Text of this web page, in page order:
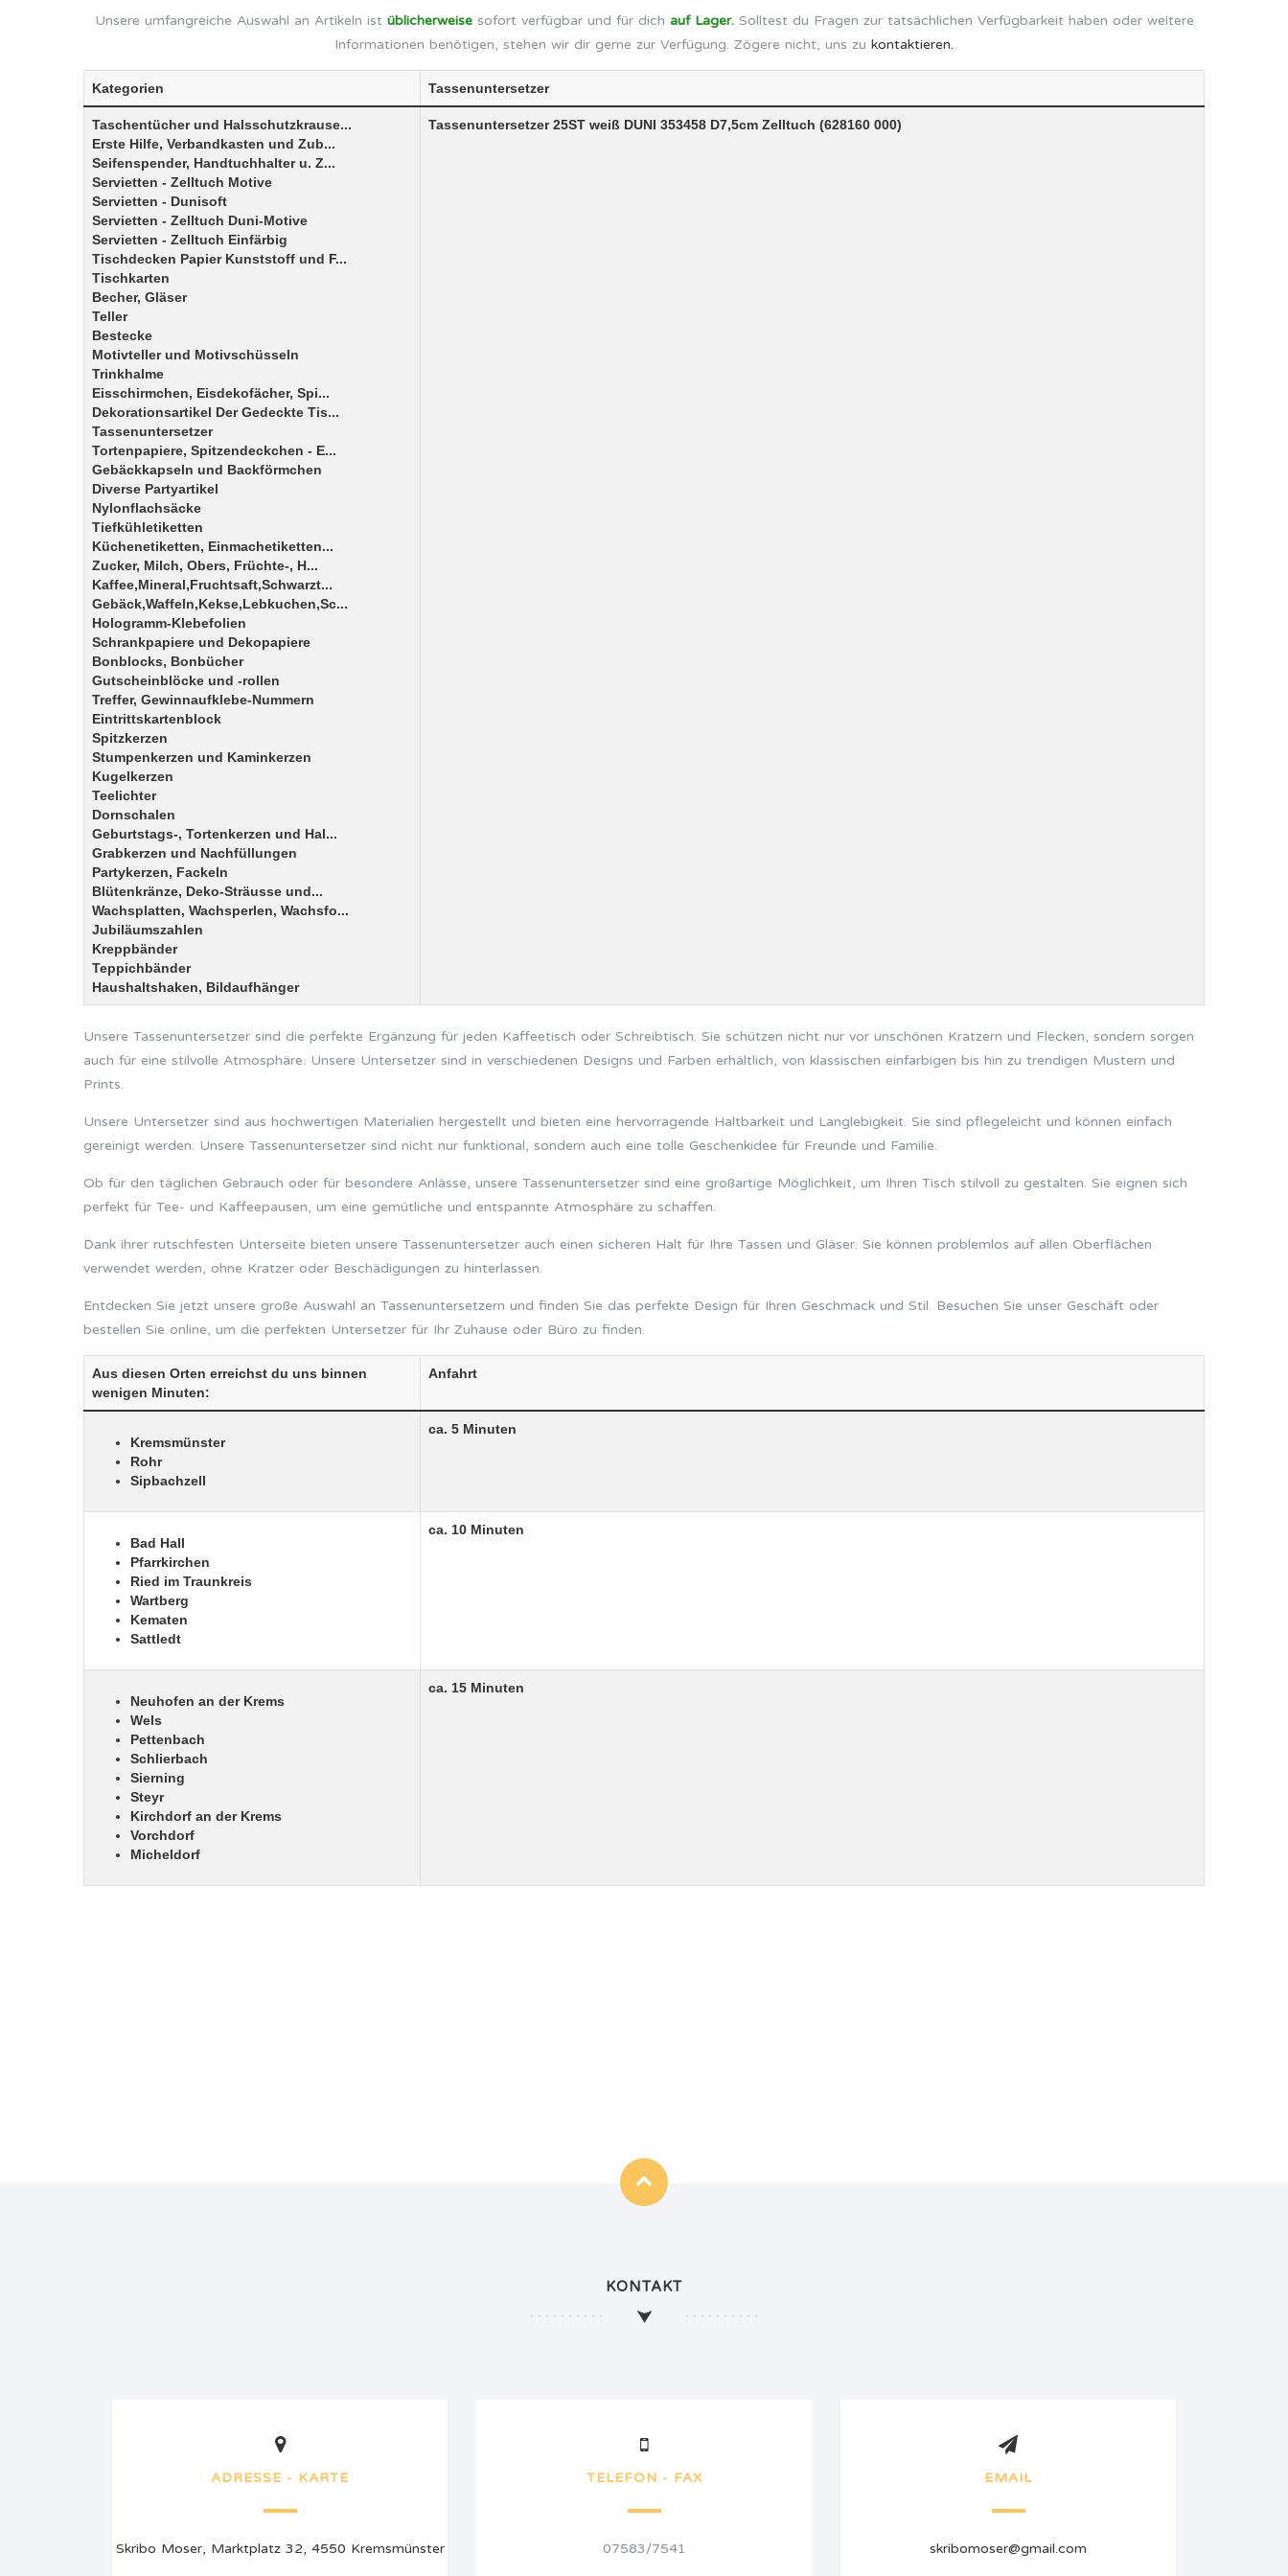
Unsere umfangreiche Auswahl an Artikeln ist üblicherweisesofort verfügbar und für dich auf Lager.Solltest du Fragen zur tatsächlichen Verfügbarkeit haben oder weitere
Informationen benötigen, stehen wir dir gerne zur Verfügung. Zögere nicht, uns zu kontaktieren.
Kategorien Tassenuntersetzer
Taschentücher und Halsschutzkrause...
Erste Hilfe, Verbandkasten und Zub...
Seifenspender, Handtuchhalter u. Z...
Servietten - Zelltuch Motive
Servietten - Dunisoft
Servietten - Zelltuch Duni-Motive
Servietten - Zelltuch Einfärbig
Tischdecken Papier Kunststoff und F...
Tischkarten
Becher, Gläser
Teller
Bestecke
Motivteller und Motivschüsseln
Trinkhalme
Eisschirmchen, Eisdekofächer, Spi...
Dekorationsartikel Der Gedeckte Tis...
Tassenuntersetzer
Tortenpapiere, Spitzendeckchen - E...
Gebäckkapseln und Backförmchen
Diverse Partyartikel
Nylonflachsäcke
Tiefkühletiketten
Küchenetiketten, Einmachetiketten...
Zucker, Milch, Obers, Früchte-, H...
Kaffee,Mineral,Fruchtsaft,Schwarzt...
Gebäck,Waffeln,Kekse,Lebkuchen,Sc...
Hologramm-Klebefolien
Schrankpapiere und Dekopapiere
Bonblocks, Bonbücher
Gutscheinblöcke und -rollen
Treffer, Gewinnaufklebe-Nummern
Eintrittskartenblock
Spitzkerzen
Stumpenkerzen und Kaminkerzen
Kugelkerzen
Teelichter
Dornschalen
Geburtstags-, Tortenkerzen und Hal...
Grabkerzen und Nachfüllungen
Partykerzen, Fackeln
Blütenkränze, Deko-Sträusse und...
Wachsplatten, Wachsperlen, Wachsfo...
Jubiläumszahlen
Kreppbänder
Teppichbänder
Haushaltshaken, Bildaufhänger
Tassenuntersetzer 25ST weiß DUNI 353458 D7,5cm Zelltuch (628160 000)
Unsere Tassenuntersetzer sind die perfekte Ergänzung für jeden Kaffeetisch oder Schreibtisch. Sie schützen nicht nur vor unschönen Kratzern und Flecken, sondern sorgen
auch für eine stilvolle Atmosphäre. Unsere Untersetzer sind in verschiedenen Designs und Farben erhältlich, von klassischen einfarbigen bis hin zu trendigen Mustern und
Prints.
Unsere Untersetzer sind aus hochwertigen Materialien hergestellt und bieten eine hervorragende Haltbarkeit und Langlebigkeit. Sie sind pflegeleicht und können einfach
gereinigt werden. Unsere Tassenuntersetzer sind nicht nur funktional, sondern auch eine tolle Geschenkidee für Freunde und Familie.
Ob für den täglichen Gebrauch oder für besondere Anlässe, unsere Tassenuntersetzer sind eine großartige Möglichkeit, um Ihren Tisch stilvoll zu gestalten. Sie eignen sich
perfekt für Tee- und Kaffeepausen, um eine gemütliche und entspannte Atmosphäre zu schaffen.
Dank ihrer rutschfesten Unterseite bieten unsere Tassenuntersetzer auch einen sicheren Halt für Ihre Tassen und Gläser. Sie können problemlos auf allen Oberflächen
verwendet werden, ohne Kratzer oder Beschädigungen zu hinterlassen.
Entdecken Sie jetzt unsere große Auswahl an Tassenuntersetzern und finden Sie das perfekte Design für Ihren Geschmack und Stil. Besuchen Sie unser Geschäft oder
bestellen Sie online, um die perfekten Untersetzer für Ihr Zuhause oder Büro zu finden.
Aus diesen Orten erreichst du uns binnen
wenigen Minuten:
Anfahrt
Kremsmünster
Rohr
Sipbachzell
ca. 5 Minuten
Bad Hall
Pfarrkirchen
Ried im Traunkreis
Wartberg
Kematen
Sattledt
ca. 10 Minuten
Neuhofen an der Krems
Wels
Pettenbach
Schlierbach
Sierning
Steyr
Kirchdorf an der Krems
Vorchdorf
Micheldorf
ca. 15 Minuten
KONTAKT
ADRESSE - KARTE
Skribo Moser, Marktplatz 32, 4550 Kremsmünster
TELEFON - FAX
07583/7541
EMAIL
skribomoser@gmail.com